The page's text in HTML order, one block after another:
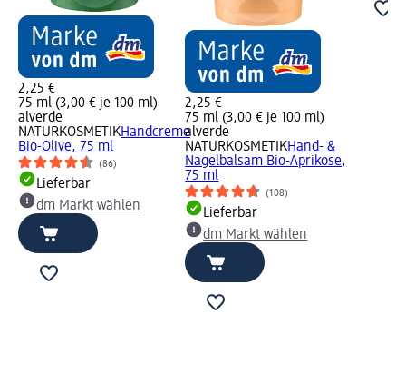
2,25 €
75 ml (3,00 € je 100 ml)
alverde
NATURKOSMETIKHandcreme
Bio-Olive, 75 ml
(86)
Lieferbar
dm Markt wählen
2,25 €
75 ml (3,00 € je 100 ml)
alverde
NATURKOSMETIKHand- &
Nagelbalsam Bio-Aprikose,
75 ml
(108)
Lieferbar
dm Markt wählen